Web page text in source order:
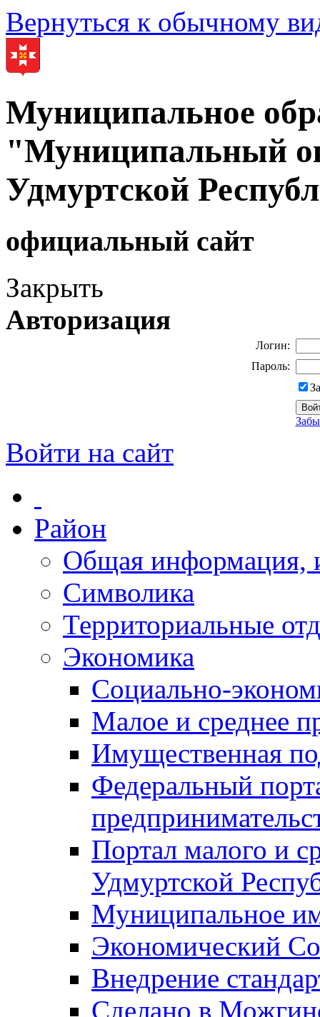
Вернуться к обычному
Муниципальное
"Муниципальный
Удмуртской
официальный сайт
Закрыть
Авторизация
Логин:
Пароль:
Войти на сайт
Район
Общая информация,
Символика
Территориальные
Экономика
Социально-
Малое и среднее
Имущественная
Федеральный
Портал малого и
Удмуртской
Муниципальное
Экономический
Внедрение
Сделано в